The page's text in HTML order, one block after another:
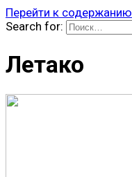
Перейти к содержанию
Search for:
Летако